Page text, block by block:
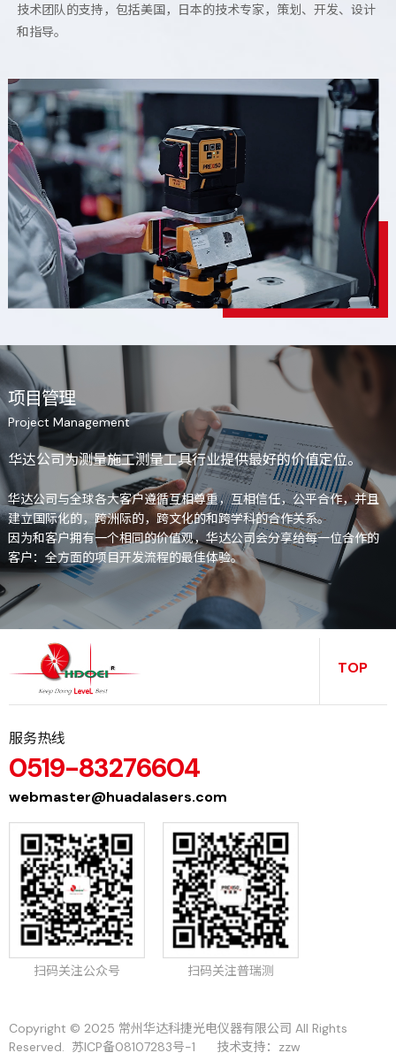
技术团队的支持，包括美国，日本的技术专家，策划、开发、设计
和指导。
项目管理
Project Management
华达公司为测量施工测量工具行业提供最好的价值定位。
华达公司与全球各大客户遵循互相尊重，互相信任，公平合作，并且
建立国际化的，跨洲际的，跨文化的和跨学科的合作关系。
因为和客户拥有一个相同的价值观，华达公司会分享给每一位合作的
客户：全方面的项目开发流程的最佳体验。
TOP
服务热线
0519-83276604
webmaster@huadalasers.com
扫码关注公众号 扫码关注普瑞测
Copyright © 2025 常州华达科捷光电仪器有限公司 All Rights
Reserved. 苏ICP备08107283号-1 技术支持： zzw